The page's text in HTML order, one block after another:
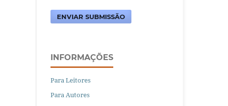
ENVIAR SUBMISSÃO
INFORMAÇÕES
Para Leitores
Para Autores